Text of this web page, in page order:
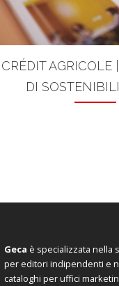
CRÉDIT AGRICOLE
DI
Geca è specializzata nella
per editori indipendenti e
cataloghi per uffici